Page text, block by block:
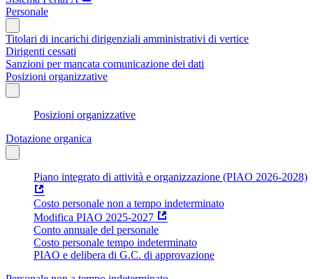
Personale
Titolari di incarichi dirigenziali amministrativi di vertice
Dirigenti cessati
Sanzioni per mancata comunicazione dei dati
Posizioni organizzative
Posizioni organizzative
Dotazione organica
Piano integrato di attività e organizzazione (PIAO 2026-2028)
Costo personale non a tempo indeterminato
Modifica PIAO 2025-2027
Conto annuale del personale
Costo personale tempo indeterminato
PIAO e delibera di G.C. di approvazione